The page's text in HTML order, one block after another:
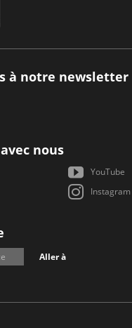
à notre newsletter
nous
YouTube
Instagram
Aller à